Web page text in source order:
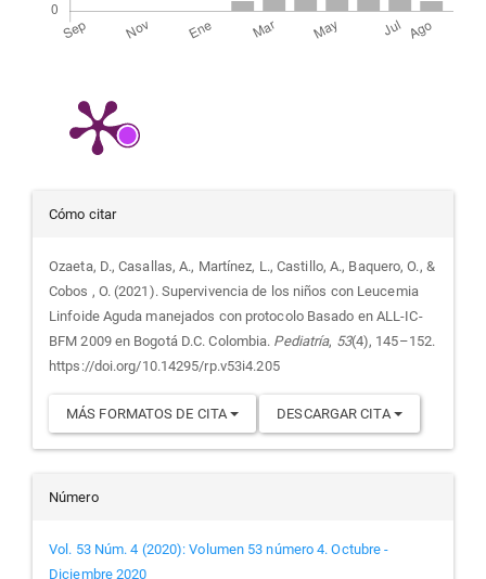
Detalles
del
artículo
Cómo citar
Ozaeta, D., Casallas, A., Martínez, L., Castillo, A., Baquero, O., &
Cobos , O. (2021). Supervivencia de los niños con Leucemia
Linfoide Aguda manejados con protocolo Basado en ALL-IC-
BFM 2009 en Bogotá D.C. Colombia. Pediatría, 53(4), 145–152.
https://doi.org/10.14295/rp.v53i4.205
MÁS FORMATOS DE CITA DESCARGAR CITA
Número
Vol. 53 Núm. 4 (2020): Volumen 53 número 4. Octubre -
Diciembre 2020